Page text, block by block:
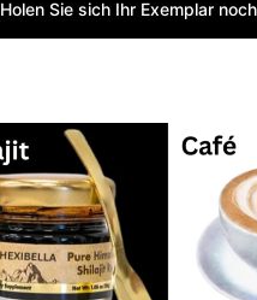
Holen Sie sich Ihr Exemplar